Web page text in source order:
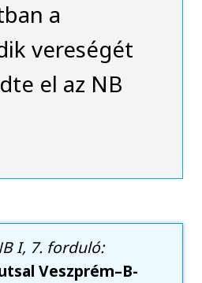
a
vereségét
el az NB
I, 7. forduló:
Veszprém–B-